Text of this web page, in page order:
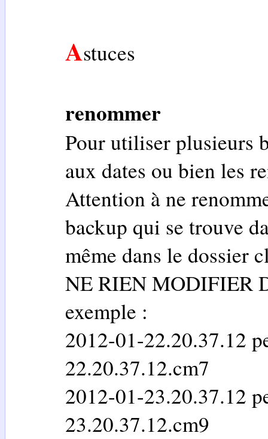
Astuces
renommer
Pour utiliser plusieurs
aux dates ou bien les
Attention à ne
backup qui se trouve
même dans le dossier
NE RIEN MODIFIER
exemple :
2012-01-22.20.37.12
22.20.37.12.cm7
2012-01-23.20.37.12
23.20.37.12.cm9